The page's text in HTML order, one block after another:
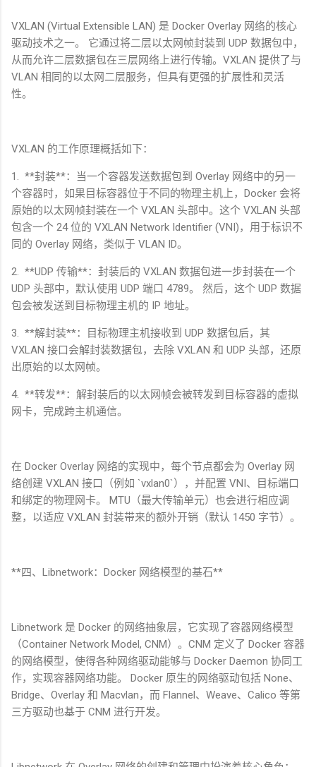
VXLAN (Virtual Extensible LAN) 是 Docker Overlay 网络的核心
驱动技术之一。 它通过将二层以太网帧封装到 UDP 数据包中，
从而允许二层数据包在三层网络上进行传输。 VXLAN 提供了与
VLAN 相同的以太网二层服务，但具有更强的扩展性和灵活
性。
VXLAN 的工作原理概括如下：
1. **封装**：当一个容器发送数据包到 Overlay 网络中的另一
个容器时，如果目标容器位于不同的物理主机上， Docker 会将
原始的以太网帧封装在一个 VXLAN 头部中。这个 VXLAN 头部
包含一个 24位的 VXLAN Network Identifier (VNI)，用于标识不
同的 Overlay 网络，类似于 VLAN ID。
2. **UDP 传输**：封装后的 VXLAN 数据包进一步封装在一个
UDP 头部中，默认使用 UDP 端口 4789。 然后，这个 UDP 数据
包会被发送到目标物理主机的 IP 地址。
3. **解封装**：目标物理主机接收到 UDP 数据包后，其
VXLAN 接口会解封装数据包，去除 VXLAN 和 UDP 头部，还原
出原始的以太网帧。
4. **转发**：解封装后的以太网帧会被转发到目标容器的虚拟
网卡，完成跨主机通信。
在 Docker Overlay 网络的实现中，每个节点都会为 Overlay 网
络创建 VXLAN 接口（例如 `vxlan0`），并配置 VNI、目标端口
和绑定的物理网卡。
MTU （最大传输单元）也会进行相应调
整，以适应 VXLAN 封装带来的额外开销（默认 1450 字节）。
**四、 Libnetwork： Docker 网络模型的基石**
Libnetwork 是 Docker 的网络抽象层，它实现了容器网络模型
（Container Network Model, CNM）。 CNM 定义了 Docker 容器
的网络模型，使得各种网络驱动能够与 Docker Daemon 协同工
作，实现容器网络功能。
Docker 原生的网络驱动包括 None、
Bridge、 Overlay 和 Macvlan，而 Flannel、 Weave、 Calico 等第
三方驱动也基于 CNM 进行开发。